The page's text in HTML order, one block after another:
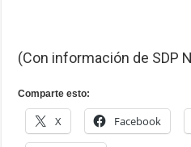
(Con información de SDP
Comparte esto:
X Facebook